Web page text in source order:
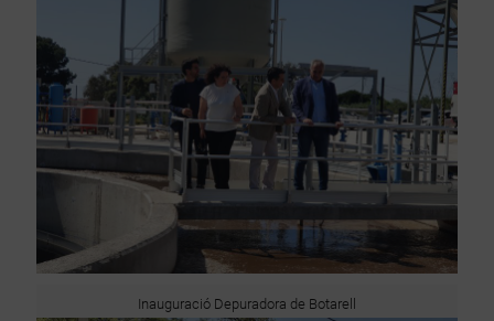
Inauguració Depuradora de Botarell